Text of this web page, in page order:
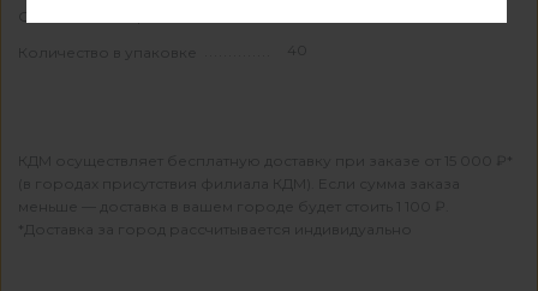
Количество в упаковке 40
КДМ осуществляет бесплатную доставку при заказе от 15 000 ₽*
(в городах присутствия филиала КДМ). Если сумма заказа
меньше — доставка в вашем городе будет стоить 1 100 ₽.
*Доставка за город рассчитывается индивидуально